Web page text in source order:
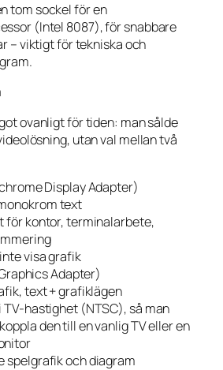
tom sockel för en
(Intel 8087), för snabbare
– viktigt för tekniska och
ovanligt för tiden: man sålde
utan val mellan två
Display Adapter)
text
för kontor, terminalarbete,
visa grafik
Adapter)
text + grafiklägen
TV-hastighet (NTSC), så man
den till en vanlig TV eller en
spelgrafik och diagram